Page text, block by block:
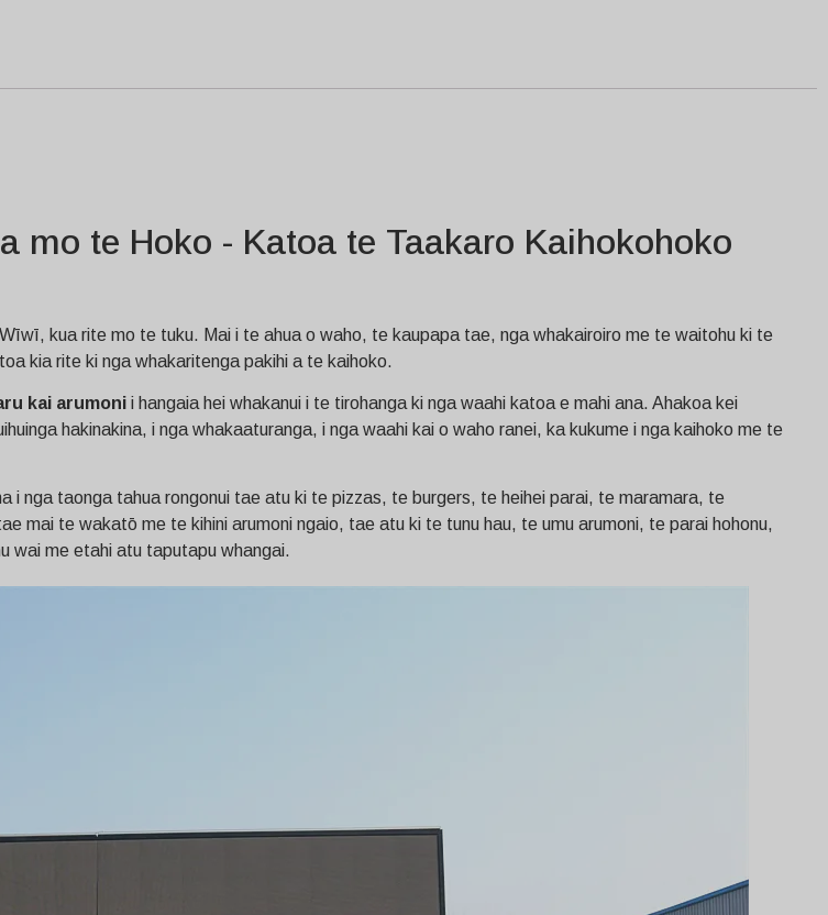
mo te Hoko - Katoa te Taakaro Kaihokohoko
kua rite mo te tuku. Mai i te ahua o waho, te kaupapa tae, nga whakairoiro me te waitohu ki te
kia rite ki nga whakaritenga pakihi a te kaihoko.
kai arumoni i hangaia hei whakanui i te tirohanga ki nga waahi katoa e mahi ana. Ahakoa kei
hakinakina, i nga whakaaturanga, i nga waahi kai o waho ranei, ka kukume i nga kaihoko me te
i nga taonga tahua rongonui tae atu ki te pizzas, te burgers, te heihei parai, te maramara, te
mai te wakatō me te kihini arumoni ngaio, tae atu ki te tunu hau, te umu arumoni, te parai hohonu,
wai me etahi atu taputapu whangai.